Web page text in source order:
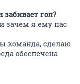
гол?
зачем я ему пас
команда, сделаю
обеспечена